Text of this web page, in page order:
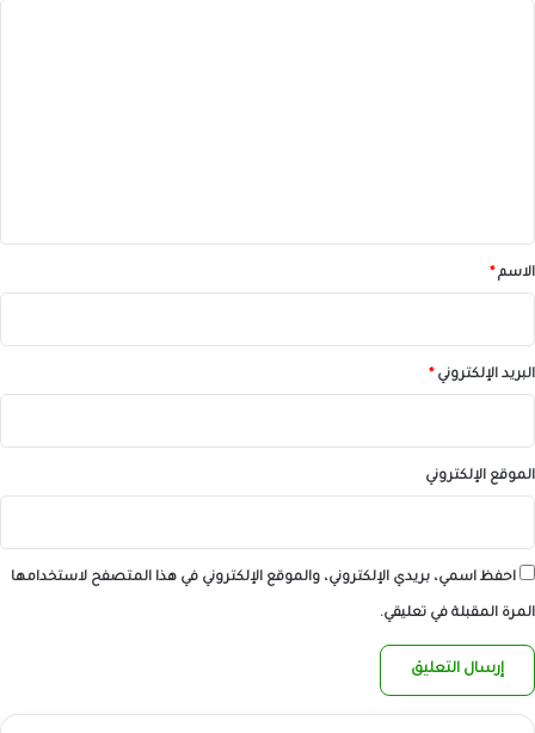
*الاسم*
البريد الإلكتروني*
الموقع الإلكتروني
احفظ اسمي، بريدي الإلكتروني، والموقع الإلكتروني في هذا المتصفح لاستخدامها
المرة المقبلة في تعليقي.